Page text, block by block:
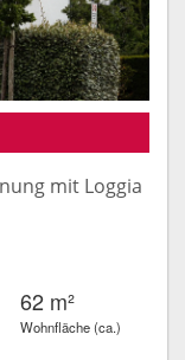
mit Loggia
62 m²
Wohnfläche (ca.)